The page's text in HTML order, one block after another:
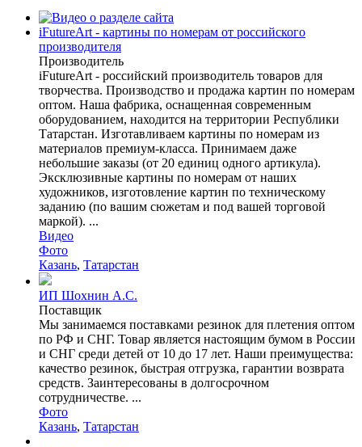
iFutureАrt - картины по номерам от российского
производителя
Производитель
iFutureАrt - российский производитель товаров для
творчества. Производство и продажа картин по номерам
оптом. Наша фабрика, оснащенная современным
оборудованием, находится на территории Республики
Татарстан. Изготавливаем картины по номерам из
материалов премиум-класса. Принимаем даже
небольшие заказы (от 20 единиц одного артикула).
Эксклюзивные картины по номерам от наших
художников, изготовление картин по техническому
заданию (по вашим сюжетам и под вашей торговой
маркой). ...
Видео
Фото
Казань, Татарстан
ИП Шохнин А.С.
Поставщик
Мы занимаемся поставками резинок для плетения оптом
по РФ и СНГ. Товар является настоящим бумом в России
и СНГ среди детей от 10 до 17 лет. Наши преимущества:
качество резинок, быстрая отгрузка, гарантии возврата
средств. Заинтересованы в долгосрочном
сотрудничестве. ...
Фото
Казань, Татарстан